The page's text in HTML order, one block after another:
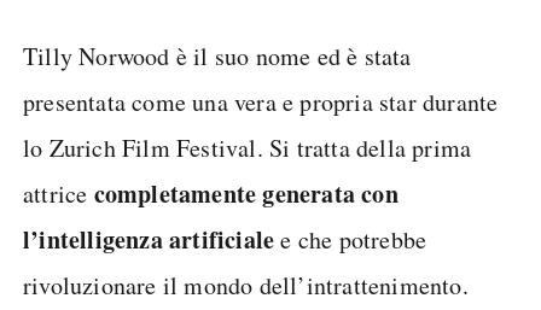
Tilly Norwood è il suo nome ed è stata
presentata come una vera e propria star durante
lo Zurich Film Festival. Si tratta della prima
attrice completamente generata con
l’intelligenza artificialee che potrebbe
rivoluzionare il mondo dell’intrattenimento.